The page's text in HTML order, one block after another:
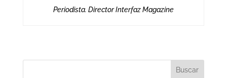
Periodista. Director Interfaz Magazine
Buscar